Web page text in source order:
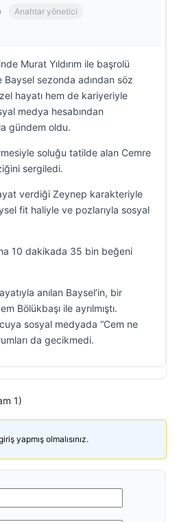
Anahtar yönetici
Murat Yıldırım ile başrolü
sezonda adından söz
hayatı hem de kariyeriyle
medya hesabından
gündem oldu.
soluğu tatilde alan Cemre
sergiledi.
verdiği Zeynep karakteriyle
fit haliyle ve pozlarıyla sosyal
10 dakikada 35 bin beğeni
anılan Baysel’in, bir
Bölükbaşı ile ayrılmıştı.
sosyal medyada “Cem ne
da gecikmedi.
1)
yapmış olmalısınız.